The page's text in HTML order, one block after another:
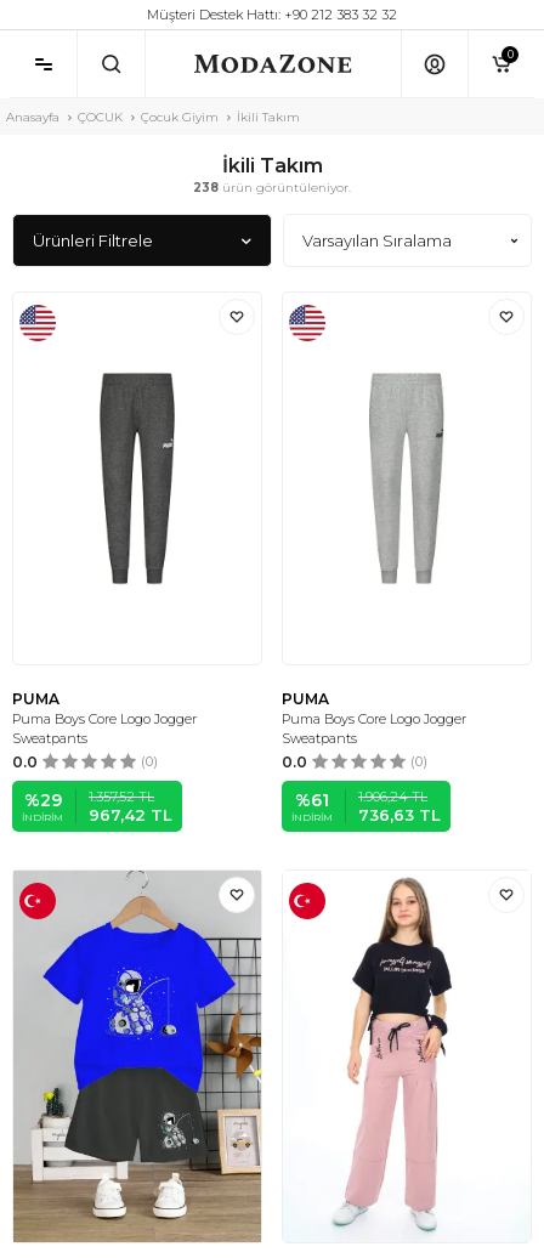
Müşteri Destek Hattı: +90 212 383 32 32
0
Anasayfa ÇOCUK Çocuk Giyim İkili Takım
İkili Takım
238 ürün görüntüleniyor.
Ürünleri Filtrele
PUMA
Puma Boys Core Logo Jogger
Sweatpants
0.0 (0)
%29
İNDIRIM
1.357,52TL
967,42 TL
PUMA
Puma Boys Core Logo Jogger
Sweatpants
0.0 (0)
%61
İNDIRIM
1.906,24TL
736,63 TL